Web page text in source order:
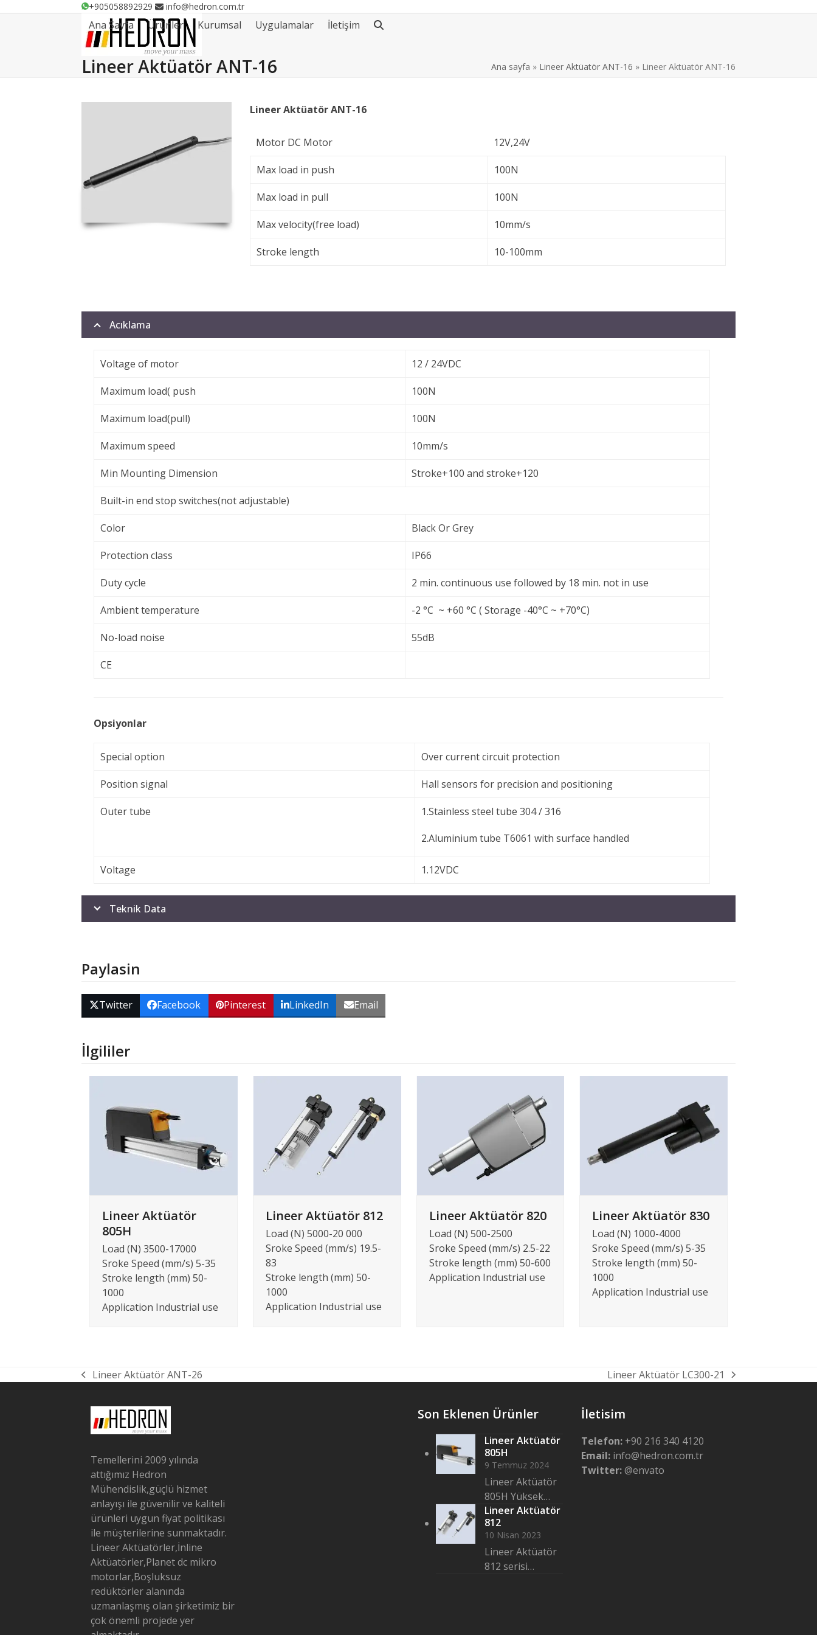
+905058892929 info@hedron.com.tr
Ana Sayfa Ürünler Kurumsal Uygulamalar İletişim
Lineer Aktüatör ANT-16 Ana sayfa » Lineer Aktüatör ANT-16 » Lineer Aktüatör ANT-16
Lineer Aktüatör ANT-16
Motor DC Motor 12V,24V
Max load in push 100N
Max load in pull 100N
Max velocity(free load) 10mm/s
Stroke length 10-100mm
Acıklama
Voltage of motor 12 / 24VDC
Maximum load( push 100N
Maximum load(pull) 100N
Maximum speed 10mm/s
Min Mounting Dimension Stroke+100 and stroke+120
Built-in end stop switches(not adjustable)
Color Black Or Grey
Protection class IP66
Duty cycle 2 min. continuous use followed by 18 min. not in use
Ambient temperature -2 °C ~ +60 °C ( Storage -40°C ~ +70°C)
No-load noise 55dB
CE
Opsiyonlar
Special option Over current circuit protection
Position signal Hall sensors for precision and positioning
Outer tube
1.Stainless steel tube 304 / 316
2.Aluminium tube T6061 with surface handled
Voltage 1.12VDC
Teknik Data
Paylasin
Twitter Facebook Pinterest LinkedIn Email
İlgililer
Lineer Aktüatör
805H
Load (N) 3500-17000
Sroke Speed (mm/s) 5-35
Stroke length (mm) 50-
1000
Application Industrial use
Lineer Aktüatör 812
Load (N) 5000-20 000
Sroke Speed (mm/s) 19.5-
83
Stroke length (mm) 50-
1000
Application Industrial use
Lineer Aktüatör 820
Load (N) 500-2500
Sroke Speed (mm/s) 2.5-22
Stroke length (mm) 50-600
Application Industrial use
Lineer Aktüatör 830
Load (N) 1000-4000
Sroke Speed (mm/s) 5-35
Stroke length (mm) 50-
1000
Application Industrial use
previous
Lineer Aktüatör ANT-26
next
Lineer Aktüatör LC300-21
Temellerini 2009 yılında
attığımız Hedron
Mühendislik,güçlü hizmet
anlayışı ile güvenilir ve kaliteli
ürünleri uygun fiyat politikası
ile müşterilerine sunmaktadır.
Lineer Aktüatörler,İnline
Aktüatörler,Planet dc mikro
motorlar,Boşluksuz
redüktörler alanında
uzmanlaşmış olan şirketimiz bir
çok önemli projede yer
Son Eklenen Ürünler
Lineer Aktüatör
805H
9 Temmuz 2024
Lineer Aktüatör
805H Yüksek…
Lineer Aktüatör
812
10 Nisan 2023
Lineer Aktüatör
812 serisi…
İletisim
Telefon:+90 216 340 4120
Email:info@hedron.com.tr
Twitter:@envato